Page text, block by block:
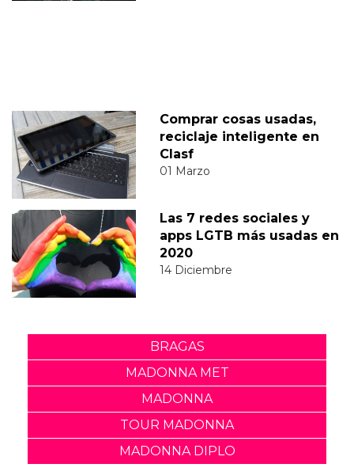
Comprar cosas usadas,
reciclaje inteligente en
Clasf
01 Marzo
Las 7 redes sociales y
apps LGTB más usadas en
2020
14 Diciembre
BRAGAS
MADONNA MET
MADONNA
TOUR MADONNA
MADONNA DIPLO